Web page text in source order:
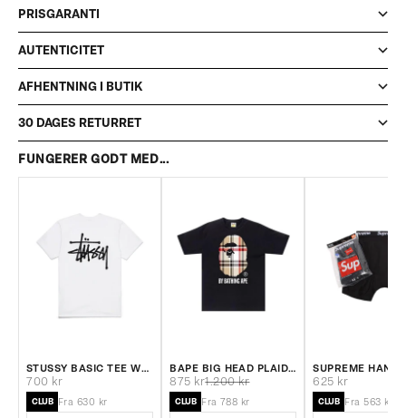
PRISGARANTI
AUTENTICITET
AFHENTNING I BUTIK
30 DAGES RETURRET
FUNGERER GODT MED...
STUSSY BASIC TEE WHITE
Salgspris
700 kr
CLUB Fra 630 kr
BAPE BIG HEAD PLAID T-SHIRT BLACK
Salgspris
875 krNormalpris
1.200 kr
CLUB Fra 788 kr
Salgspris
625 kr
CLUB Fra 563 kr